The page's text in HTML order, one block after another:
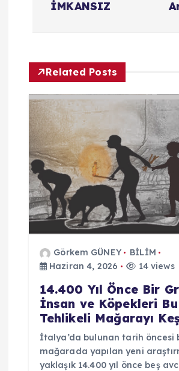
z
n
m
e
s
İMKANSIZ
Related Posts
Görkem GÜNEY
BİLİM
Haziran 4, 2026
14 views
14.400 Yıl Önce Bir
İnsan ve Köpekleri Bu
Tehlikeli Mağarayı
İtalya’da bulunan tarih öncesi
mağarada yapılan yeni
yaklaşık 14.400 yıl önce beş